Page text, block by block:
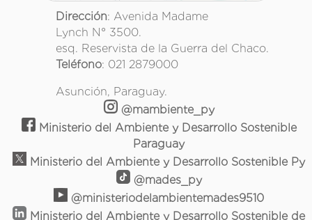
Dirección: Avenida Madame
Lynch N° 3500.
esq. Reservista de la Guerra del Chaco.
Teléfono: 021 2879000
Asunción, Paraguay.
@mambiente_py
Ministerio del Ambiente y Desarrollo Sostenible
Paraguay
Ministerio del Ambiente y Desarrollo Sostenible Py
@mades_py
@ministeriodelambientemades9510
Ministerio del Ambiente y Desarrollo Sostenible de